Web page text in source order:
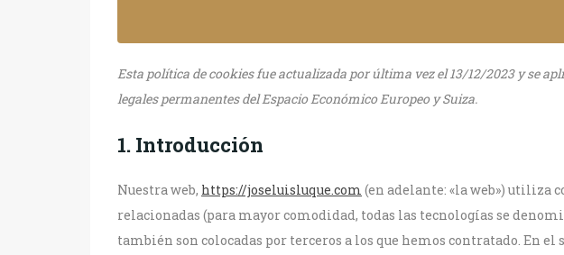
Esta política de cookies fue actualizada por última vez el 13/12/2023 y se
legales permanentes del Espacio Económico Europeo y Suiza.
1. Introducción
Nuestra web, https://joseluisluque.com (en adelante: «la web») utiliza
relacionadas (para mayor comodidad, todas las tecnologías se
también son colocadas por terceros a los que hemos contratado. En